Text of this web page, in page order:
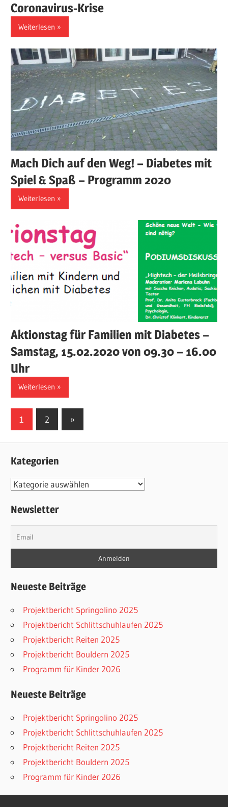
Coronavirus-Krise
Weiterlesen
Mach Dich auf den Weg! – Diabetes mit
Spiel & Spaß – Programm 2020
Weiterlesen
Aktionstag für Familien mit Diabetes –
Samstag, 15.02.2020 von 09.30 – 16.00
Uhr
Weiterlesen
Seitennummerierung
Beiträge
1 2
Nächste
Beiträge
»
Kategorien
Kategorien
Newsletter
Neueste Beiträge
Projektbericht Springolino 2025
Projektbericht Schlittschuhlaufen 2025
Projektbericht Reiten 2025
Projektbericht Bouldern 2025
Programm für Kinder 2026
Neueste Beiträge
Projektbericht Springolino 2025
Projektbericht Schlittschuhlaufen 2025
Projektbericht Reiten 2025
Projektbericht Bouldern 2025
Programm für Kinder 2026